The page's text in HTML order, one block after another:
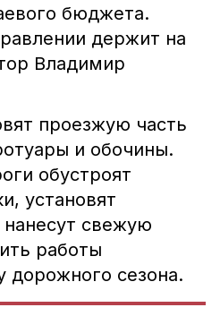
бюджета.
держит на
Владимир
проезжую часть
и обочины.
обустроят
установят
свежую
работы
дорожного сезона.